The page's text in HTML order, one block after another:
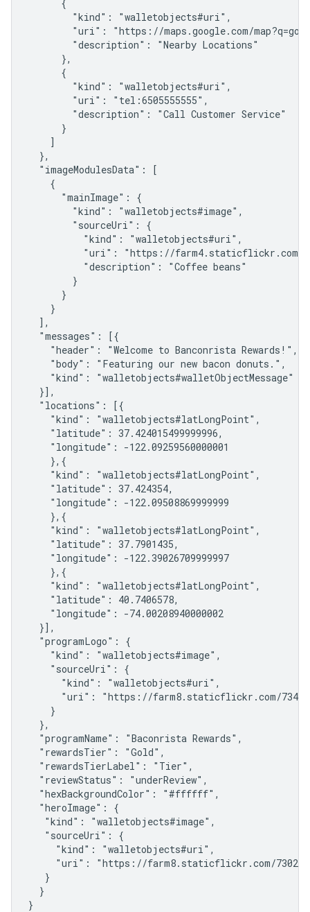
      {
        "kind": "walletobjects#uri",
"uri": "https://maps.google.com/
        "description": "Nearby Locations"
      },
      {
        "kind": "walletobjects#uri",
        "uri": "tel:6505555555",
        "description": "Call Customer Service"
      }
    ]
  },
  "imageModulesData": [
    {
      "mainImage": {
        "kind": "walletobjects#image",
        "sourceUri": {
          "kind": "walletobjects#uri",
"uri": "https://farm4.staticflickr.com/
          "description": "Coffee beans"
        }
      }
    }
  ],
  "messages": [{
    "header": "Welcome to Banconrista Rewards!",
    "body": "Featuring our new bacon donuts.",
    "kind": "walletobjects#walletObjectMessage"
  }],
  "locations": [{
    "kind": "walletobjects#latLongPoint",
    "latitude": 37.424015499999996,
    "longitude": -122.09259560000001
    },{
    "kind": "walletobjects#latLongPoint",
    "latitude": 37.424354,
    "longitude": -122.09508869999999
    },{
    "kind": "walletobjects#latLongPoint",
    "latitude": 37.7901435,
    "longitude": -122.39026709999997
    },{
    "kind": "walletobjects#latLongPoint",
    "latitude": 40.7406578,
    "longitude": -74.00208940000002
  }],
  "programLogo": {
    "kind": "walletobjects#image",
    "sourceUri": {
      "kind": "walletobjects#uri",
"uri": "https://farm8.staticflickr.com/
    }
  },
  "programName": "Baconrista Rewards",
  "rewardsTier": "Gold",
  "rewardsTierLabel": "Tier",
  "reviewStatus": "underReview",
  "hexBackgroundColor": "#ffffff",
  "heroImage": {
   "kind": "walletobjects#image",
   "sourceUri": {
     "kind": "walletobjects#uri",
"uri": "https://farm8.staticflickr.com/7302/
   }
  }
}